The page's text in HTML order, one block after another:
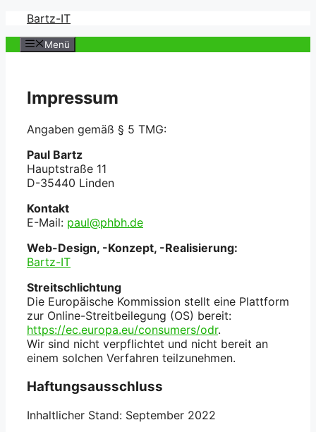
Zum
springen
Bartz-IT
Menü
Impressum
Angaben gemäß § 5 TMG:
Paul Bartz
Hauptstraße 11
D-35440 Linden
Kontakt
E-Mail: paul@phbh.de
Web-Design, -Konzept, -Realisierung:
Bartz-IT
Streitschlichtung
Die Europäische Kommission stellt eine Plattform
zur Online-Streitbeilegung (OS) bereit:
https://ec.europa.eu/consumers/odr.
Wir sind nicht verpflichtet und nicht bereit an
einem solchen Verfahren teilzunehmen.
Haftungsausschluss
Inhaltlicher Stand: September 2022